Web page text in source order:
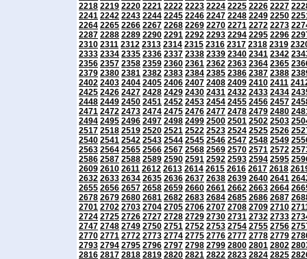
2218 2219 2220 2221 2222 2223 2224 2225 2226 2227
2241 2242 2243 2244 2245 2246 2247 2248 2249 2250
2264 2265 2266 2267 2268 2269 2270 2271 2272 2273
2287 2288 2289 2290 2291 2292 2293 2294 2295 2296
2310 2311 2312 2313 2314 2315 2316 2317 2318 2319
2333 2334 2335 2336 2337 2338 2339 2340 2341 2342
2356 2357 2358 2359 2360 2361 2362 2363 2364 2365
2379 2380 2381 2382 2383 2384 2385 2386 2387 2388
2402 2403 2404 2405 2406 2407 2408 2409 2410 2411
2425 2426 2427 2428 2429 2430 2431 2432 2433 2434
2448 2449 2450 2451 2452 2453 2454 2455 2456 2457
2471 2472 2473 2474 2475 2476 2477 2478 2479 2480
2494 2495 2496 2497 2498 2499 2500 2501 2502 2503
2517 2518 2519 2520 2521 2522 2523 2524 2525 2526
2540 2541 2542 2543 2544 2545 2546 2547 2548 2549
2563 2564 2565 2566 2567 2568 2569 2570 2571 2572
2586 2587 2588 2589 2590 2591 2592 2593 2594 2595
2609 2610 2611 2612 2613 2614 2615 2616 2617 2618
2632 2633 2634 2635 2636 2637 2638 2639 2640 2641
2655 2656 2657 2658 2659 2660 2661 2662 2663 2664
2678 2679 2680 2681 2682 2683 2684 2685 2686 2687
2701 2702 2703 2704 2705 2706 2707 2708 2709 2710
2724 2725 2726 2727 2728 2729 2730 2731 2732 2733
2747 2748 2749 2750 2751 2752 2753 2754 2755 2756
2770 2771 2772 2773 2774 2775 2776 2777 2778 2779
2793 2794 2795 2796 2797 2798 2799 2800 2801 2802
2816 2817 2818 2819 2820 2821 2822 2823 2824 2825